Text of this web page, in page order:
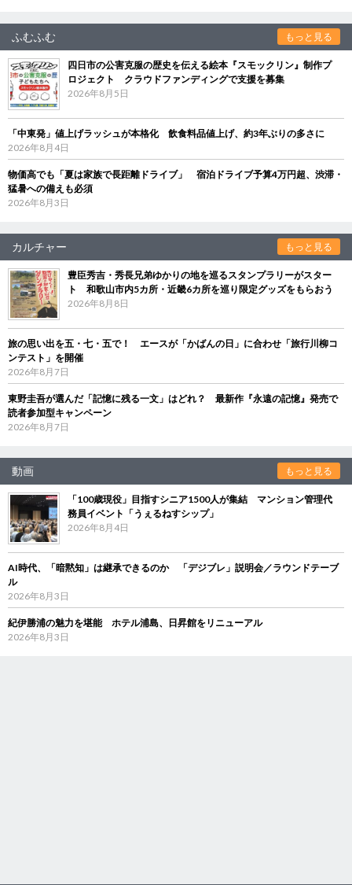
ふむふむ もっと見る
四日市の公害克服の歴史を伝える絵本『スモックリン』制作プ
ロジェクト クラウドファンディングで支援を募集
2026年8月5日
「中東発」値上げラッシュが本格化 飲食料品値上げ、約3年ぶりの多さに
2026年8月4日
物価高でも「夏は家族で長距離ドライブ」 宿泊ドライブ予算4万円超、渋滞・
猛暑への備えも必須
2026年8月3日
カルチャー もっと見る
豊臣秀吉・秀長兄弟ゆかりの地を巡るスタンプラリーがスター
ト 和歌山市内5カ所・近畿6カ所を巡り限定グッズをもらおう
2026年8月8日
旅の思い出を五・七・五で！ エースが「かばんの日」に合わせ「旅行川柳コ
ンテスト」を開催
2026年8月7日
東野圭吾が選んだ「記憶に残る一文」はどれ？ 最新作『永遠の記憶』発売で
読者参加型キャンペーン
2026年8月7日
動画 もっと見る
「100歳現役」目指すシニア1500人が集結 マンション管理代
務員イベント「うぇるねすシップ」
2026年8月4日
AI時代、「暗黙知」は継承できるのか 「デジブレ」説明会／ラウンドテーブ
ル
2026年8月3日
紀伊勝浦の魅力を堪能 ホテル浦島、日昇館をリニューアル
2026年8月3日